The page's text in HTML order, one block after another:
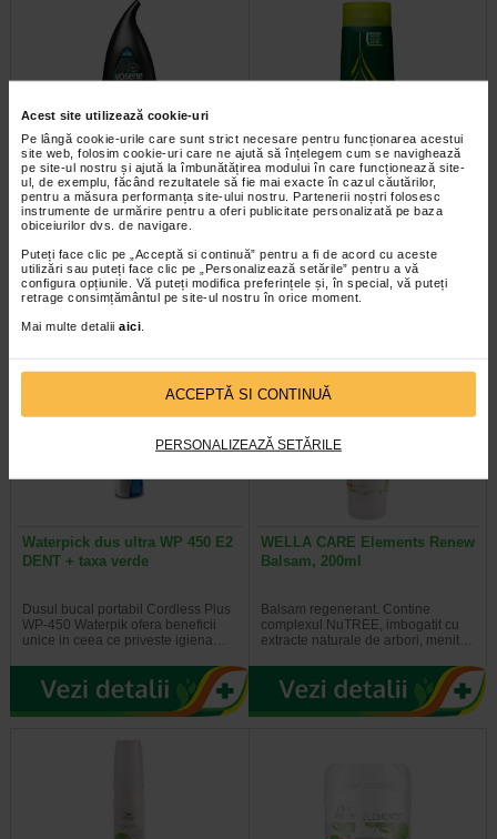
Acest site utilizează cookie-uri
Pe lângă cookie-urile care sunt strict necesare pentru funcționarea acestui
site web, folosim cookie-uri care ne ajută să înțelegem cum se navighează
pe site-ul nostru și ajută la îmbunătățirea modului în care funcționează site-
ul, de exemplu, făcând rezultatele să fie mai exacte în cazul căutărilor,
pentru a măsura performanța site-ului nostru. Partenerii noștri folosesc
instrumente de urmărire pentru a oferi publicitate personalizată pe baza
obiceiurilor dvs. de navigare.
Puteți face clic pe „Acceptă si continuă” pentru a fi de acord cu aceste
utilizări sau puteți face clic pe „Personalizează setările” pentru a vă
configura opțiunile. Vă puteți modifica preferințele și, în special, vă puteți
retrage consimțământul pe site-ul nostru în orice moment.
Mai multe detalii aici
ACCEPTĂ SI CONTINUĂ
PERSONALIZEAZĂ SETĂRILE
Vosene Medicated, Sampon
anti-cadere cu cafeina, 250ml
pentru a curata cu blandete scalpul
in timp ce lasa parul cu o…
Vosene Medicated, Sampon
antimatreata, 250ml
curatare in profunzime atent
selectate pentru a ajuta la…
Waterpick dus ultra WP 450 E2
DENT + taxa verde
Dusul bucal portabil Cordless Plus
WP-450 Waterpik ofera beneficii
unice in ceea ce priveste igiena…
WELLA CARE Elements Renew
Balsam, 200ml
Balsam regenerant. Contine
complexul NuTREE, imbogatit cu
extracte naturale de arbori, menit…